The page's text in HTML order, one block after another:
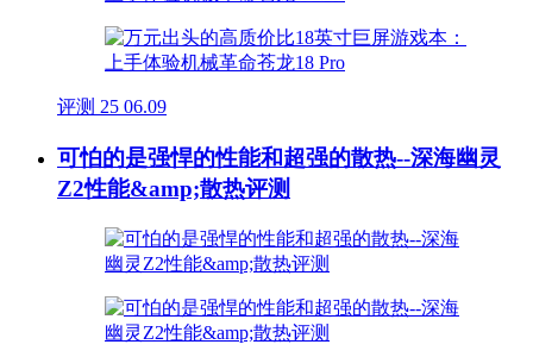
评测 25 06.09
可怕的是强悍的性能和超强的散热--深海幽灵
Z2性能&amp;散热评测